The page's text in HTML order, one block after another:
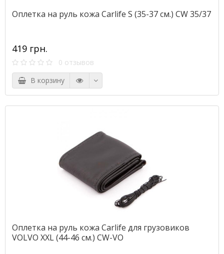
Оплетка на руль кожа Сarlife S (35-37 см.) CW 35/37
419 грн.
0 отзывов
В корзину
Оплетка на руль кожа Сarlife для грузовиков
VOLVO XXL (44-46 см.) CW-VO